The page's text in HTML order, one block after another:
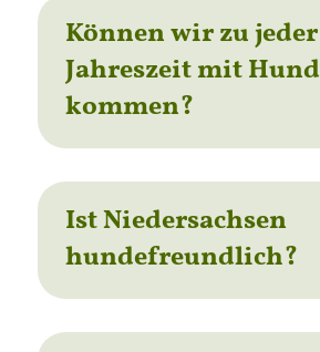
Können wir zu jeder
Jahreszeit mit Hund
kommen?
Ist Niedersachsen
hundefreundlich?